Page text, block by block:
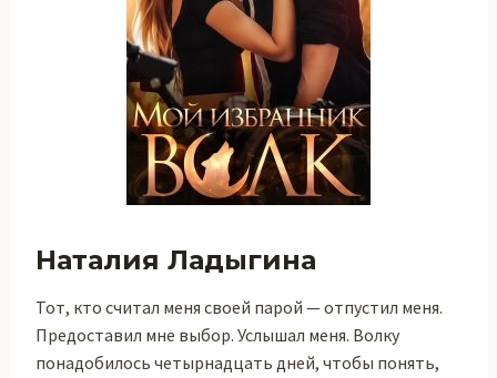
Наталия Ладыгина
Тот, кто считал меня своей парой — отпустил меня.
Предоставил мне выбор. Услышал меня. Волку
понадобилось четырнадцать дней, чтобы понять,